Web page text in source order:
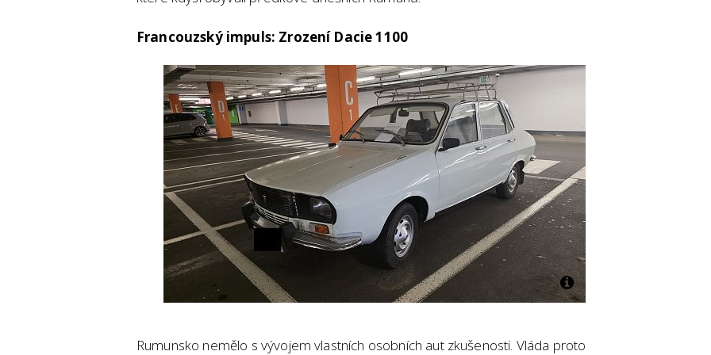
Francouzský impuls: Zrození Dacie 1100
Rumunsko nemělo s vývojem vlastních osobních aut zkušenosti. Vláda proto